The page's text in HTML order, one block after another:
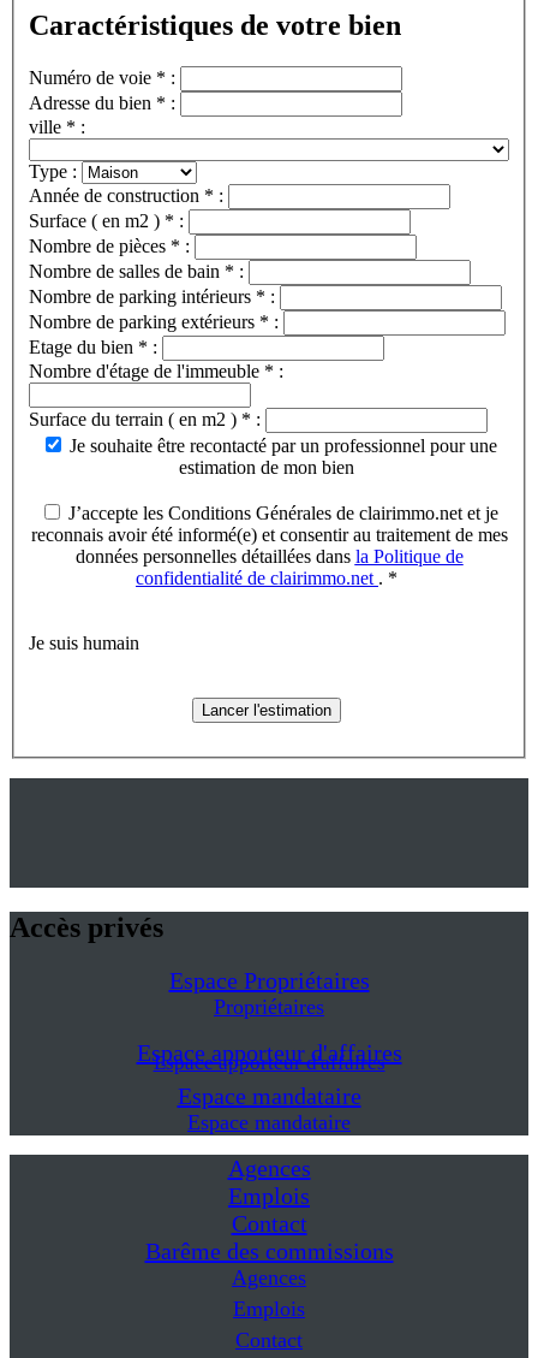
Caractéristiques de votre bien
Numéro de voie * :
Adresse du bien * :
ville * :
Type :
Année de construction * :
Surface ( en m2 ) * :
Nombre de pièces * :
Nombre de salles de bain * :
Nombre de parking intérieurs * :
Nombre de parking extérieurs * :
Etage du bien * :
Nombre d'étage de l'immeuble * :
Surface du terrain ( en m2 ) * :
Je souhaite être recontacté par un professionnel pour une
estimation de mon bien
J’accepte les Conditions Générales de clairimmo.net et je
reconnais avoir été informé(e) et consentir au traitement de mes
données personnelles détaillées dans la Politique de
confidentialité de clairimmo.net . *
Je suis humain
Accès privés
Espace Propriétaires
Propriétaires
Espace apporteur d'affaires
Espace apporteur d'affaires
Espace mandataire
Espace mandataire
Agences
Emplois
Contact
Barême des commissions
Agences
Emplois
Contact